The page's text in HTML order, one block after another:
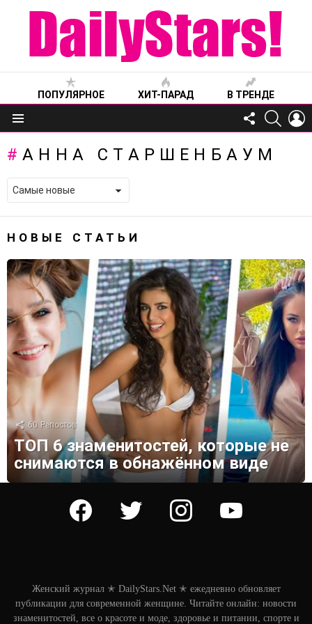
ПОПУЛЯРНОЕ ХИТ-ПАРАД В ТРЕНДЕ
Меню
FOLLOW
US
АННА СТАРШЕНБАУМ
НОВЫЕ СТАТЬИ
60 Репостов
ТОП 6 знаменитостей, которые не
снимаются в обнажённом виде
facebook twitter instagram youtube
Женский журнал ✭ DailyStars.Net ✭ ежедневно обновляет
публикации для современной женщине. Читайте онлайн: новости
знаменитостей, все о красоте и моде, здоровье и питании, спорте и